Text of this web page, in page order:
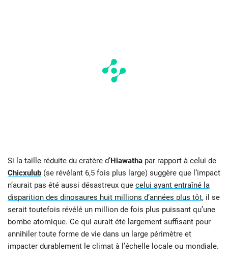
Si la taille réduite du cratère d’Hiawatha par rapport à celui de
Chicxulub (se révélant 6,5 fois plus large) suggère que l’impact
n’aurait pas été aussi désastreux que celui ayant entraîné la
disparition des dinosaures huit millions d’années plus tôt, il se
serait toutefois révélé un million de fois plus puissant qu’une
bombe atomique. Ce qui aurait été largement suffisant pour
annihiler toute forme de vie dans un large périmètre et
impacter durablement le climat à l’échelle locale ou mondiale.